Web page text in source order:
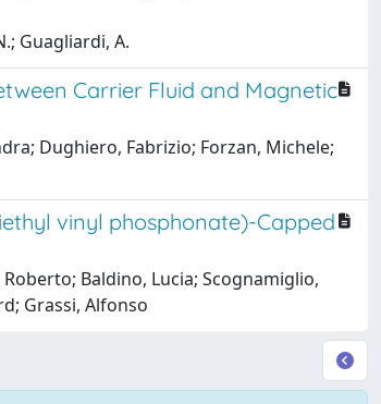
Guagliardi, A.
Carrier Fluid and Magnetic
Dughiero, Fabrizio; Forzan, Michele;
vinyl phosphonate)-Capped
Baldino, Lucia; Scognamiglio,
Grassi, Alfonso